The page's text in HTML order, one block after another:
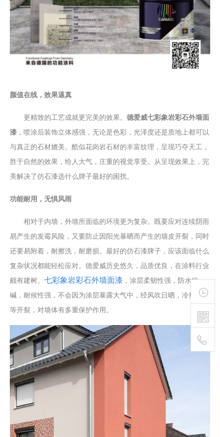
颜值在线，效果逼真
更精致的工艺成就更完美的效果。 德爱威七彩象岩彩石外墙面
漆 ，喷涂后装饰立体感强，无论是色彩，光泽度还是质地上都可以
与真正的石材媲美。酷似花岗岩石材的丰富纹理，呈现巧夺天工，
胜于自然的效果，给人大气，庄重的视觉享受。从呈现效果上，完
美解决了仿石漆选什么牌子最好的困扰。
功能耐用，无惧风雨
相对于内墙，外墙所面临的环境更为复杂。既要应对连续阴雨
易产生的发霉风险，又要防止因阳光暴晒而产生的墙皮开裂，同时
还要易附着，耐擦洗，耐磨损。最好的仿石漆牌子，应该面临什么
复杂状况都能轻松应对。德爱威历史悠久，品质优良，在涂料行业
颇有建树。 七彩象岩彩石外墙面漆 ，涂层柔韧性强，防水抗
碱，耐候性强，不会因为涂层暴露大气中，经风吹日晒，冷热变化
等开裂，对墙体有多重保护作用。